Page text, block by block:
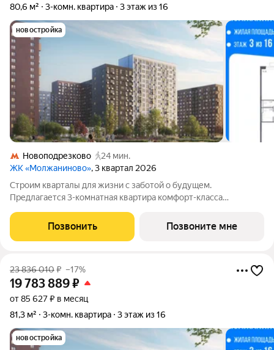
80,6 м²
3-комн. квартира 3 этаж из 16
новостройка
Новоподрезково
24 мин.
ЖК «Молжаниново», 3 квартал 2026
Строим кварталы для жизни с заботой о будущем.
Предлагается 3-комнатная квартира комфорт-класса
этаже, в жилом комплексе "Молжаниново".Для тех, кто ценит
время, предлагаем сделать готовую отделку:
Позвонить Позвоните мне
23 836 010₽ –17%
19 783 889₽
от 85 627 ₽ в месяц
81,3 м²
3-комн. квартира 3 этаж из 16
новостройка